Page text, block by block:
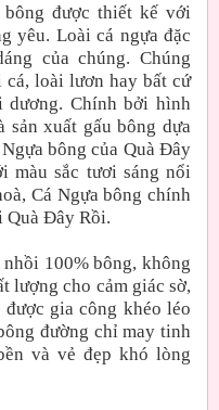
bông được thiết kế với
yêu. Loài cá ngựa đặc
của chúng. Chúng
loài lươn hay bất cứ
Chính bởi hình
sản xuất gấu bông dựa
bông của Quà Đây
màu sắc tươi sáng nổi
Cá Ngựa bông chính
Quà Đây Rồi.
100% bông, không
lượng cho cảm giác sờ,
gia công khéo léo
đường chỉ may tinh
và vẻ đẹp khó lòng